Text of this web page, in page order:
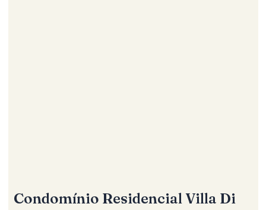
Condomínio Residencial Villa Di